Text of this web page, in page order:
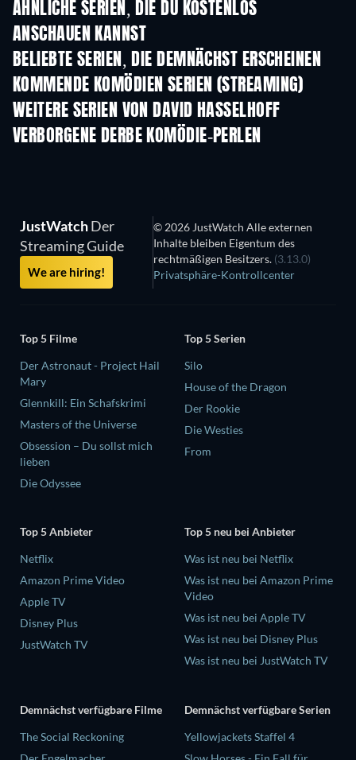
ÄHNLICHE SERIEN, DIE DU KOSTENLOS
ANSCHAUEN KANNST
Serie
BELIEBTE SERIEN, DIE DEMNÄCHST ERSCHEINEN
Serie Serie
KOMMENDE KOMÖDIEN SERIEN (STREAMING)
Staffel 6 Staffel 2
WEITERE SERIEN VON DAVID HASSELHOFF
LUKE! Die
Greatnightshow
Serie Serie
VERBORGENE DERBE KOMÖDIE-PERLEN
JustWatchDer
Streaming Guide
We are hiring!
© 2026 JustWatch Alle externen
Inhalte bleiben Eigentum des
rechtmäßigen Besitzers. (3.13.0)
Privatsphäre-Kontrollcenter
Top 5 Filme
Der Astronaut - Project Hail
Mary
Glennkill: Ein Schafskrimi
Masters of the Universe
Obsession – Du sollst mich
lieben
Die Odyssee
Top 5 Serien
Silo
House of the Dragon
Der Rookie
Die Westies
From
Top 5 Anbieter
Netflix
Amazon Prime Video
Apple TV
Disney Plus
JustWatch TV
Top 5 neu bei Anbieter
Was ist neu bei Netflix
Was ist neu bei Amazon Prime
Video
Was ist neu bei Apple TV
Was ist neu bei Disney Plus
Was ist neu bei JustWatch TV
Demnächst verfügbare Filme
The Social Reckoning
Demnächst verfügbare Serien
Yellowjackets Staffel 4